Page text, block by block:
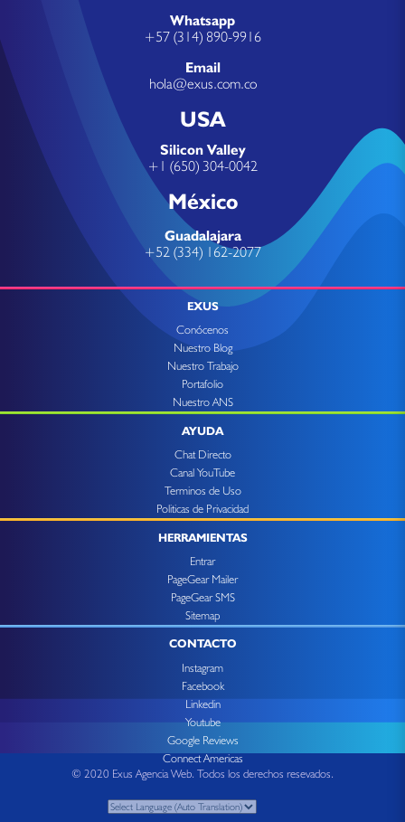
Whatsapp
+57 (314) 890-9916
Email
hola@exus.com.co
USA
Silicon Valley
+1 (650) 304-0042
México
Guadalajara
+52 (334) 162-2077
EXUS
Conócenos
Nuestro Blog
Nuestro Trabajo
Portafolio
Nuestro ANS
AYUDA
Chat Directo
Canal YouTube
Terminos de Uso
Politicas de Privacidad
HERRAMIENTAS
Entrar
PageGear Mailer
PageGear SMS
Sitemap
CONTACTO
Instagram
Facebook
Linkedin
Youtube
Google Reviews
Connect Americas
© 2020 Exus Agencia Web. Todos los derechos resevados.